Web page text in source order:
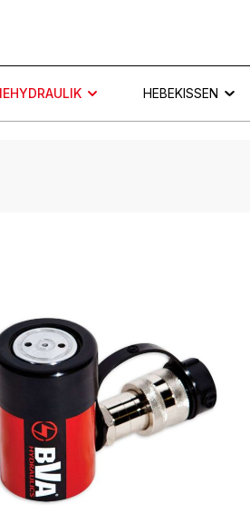
HEBEKISSEN